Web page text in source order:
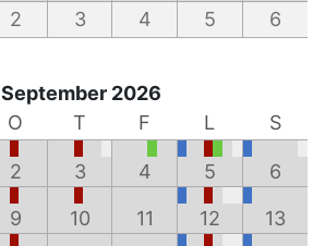
2 3 4 5 6
September 2026
O T F L
S
2 3 4 5 6
9 10 11 12 13